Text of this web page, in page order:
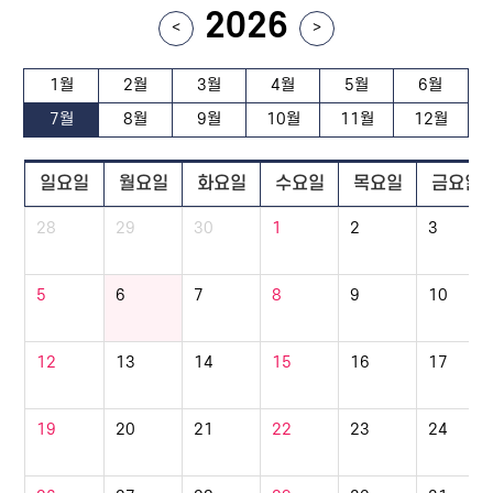
< 2026 >
1월 2월 3월 4월 5월
6월
7월
8월 9월 10월 11월 12월
일요일 월요일 화요일 수요일 목요일 금요일
28 29 30 1 2 3
5 6 7 8 9 10
12 13 14 15 16 17
19 20 21 22 23 24